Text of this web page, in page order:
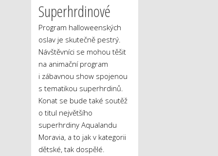
Superhrdinové
Program halloweenských
oslav je skutečně pestrý.
Návštěvníci se mohou těšit
na animační program
i zábavnou show spojenou
s tematikou superhrdinů.
Konat se bude také soutěž
o titul největšího
superhrdiny Aqualandu
Moravia, a to jak v kategorii
dětské, tak dospělé.